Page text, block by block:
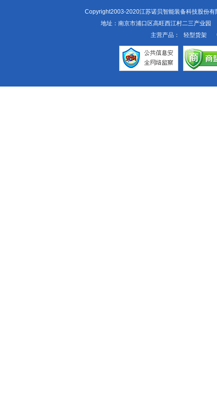
Copyright2003-2020江苏诺贝智能装备科技股份有
地址：南京市浦口区高旺西江村二三产业园
主营产品：
轻型货架